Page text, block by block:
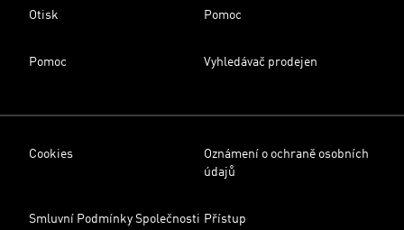
Otisk Pomoc
Pomoc Vyhledávač prodejen
Cookies
Oznámení o ochraně osobních
údajů
Smluvní Podmínky Společnosti Přístup